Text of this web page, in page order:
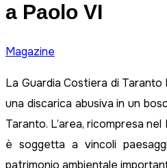
a Paolo VI
Magazine
La Guardia Costiera di
una discarica abusiva in un
Taranto. L’area, ricompresa
è soggetta a vincoli
patrimonio ambientale